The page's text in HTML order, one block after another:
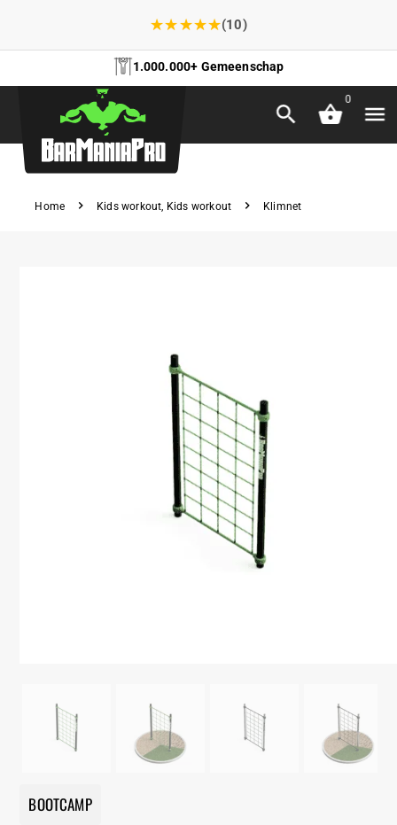
★★★★★(10)
1.000.000+ Gemeenschap
0
Home Kids workout, Kids workout Klimnet
BOOTCAMP